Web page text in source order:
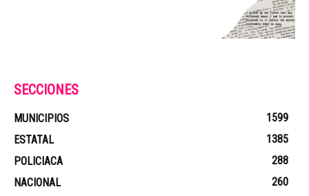
SECCIONES
MUNICIPIOS
1599
ESTATAL
1385
POLICIACA
288
NACIONAL
260